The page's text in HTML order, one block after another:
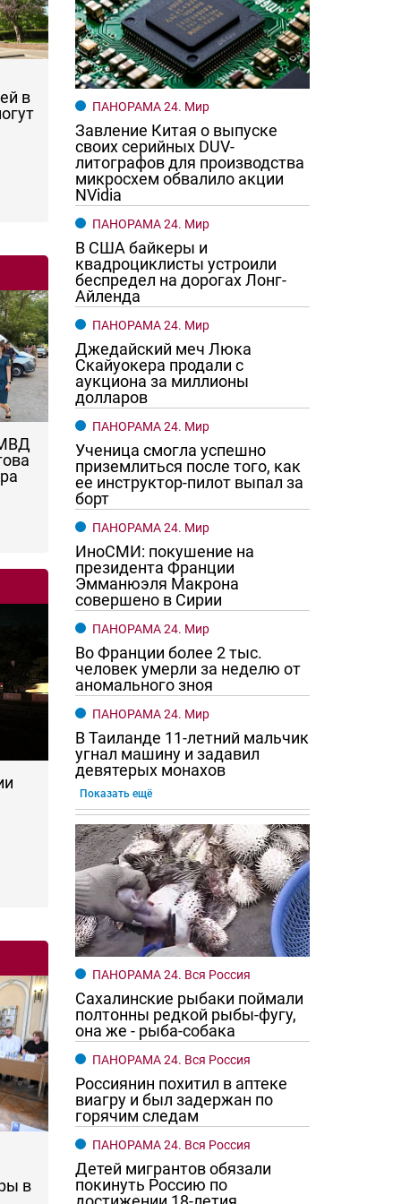
в
в
ПАНОРАМА 24. Мир
Завление Китая о выпуске
своих серийных DUV-
литографов для производства
микросхем обвалило акции
NVidia
ПАНОРАМА 24. Мир
В США байкеры и
квадроциклисты устроили
беспредел на дорогах Лонг-
Айленда
ПАНОРАМА 24. Мир
Джедайский меч Люка
Скайуокера продали с
аукциона за миллионы
долларов
ПАНОРАМА 24. Мир
Ученица смогла успешно
приземлиться после того, как
ее инструктор-пилот выпал за
борт
ПАНОРАМА 24. Мир
ИноСМИ: покушение на
президента Франции
Эмманюэля Макрона
совершено в Сирии
ПАНОРАМА 24. Мир
Во Франции более 2 тыс.
человек умерли за неделю от
аномального зноя
ПАНОРАМА 24. Мир
В Таиланде 11-летний мальчик
угнал машину и задавил
девятерых монахов
Показать ещё
ПАНОРАМА 24. Вся Россия
Сахалинские рыбаки поймали
полтонны редкой рыбы-фугу,
она же - рыба-собака
ПАНОРАМА 24. Вся Россия
Россиянин похитил в аптеке
виагру и был задержан по
горячим следам
ПАНОРАМА 24. Вся Россия
Детей мигрантов обязали
покинуть Россию по